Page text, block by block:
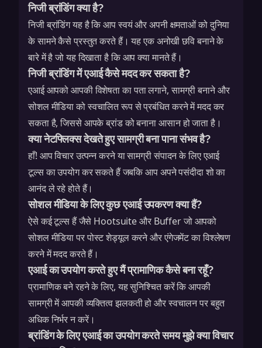
निजी ब्रांडिंग क्या है?
निजी ब्रांडिंग यह है कि आप स्वयं और अपनी क्षमताओं को दुनिया
के सामने कैसे प्रस्तुत करते हैं। यह एक अनोखी छवि बनाने के
बारे में है जो यह दिखाता है कि आप क्या मानते हैं।
निजी ब्रांडिंग में एआई कैसे मदद कर सकता है?
एआई आपको आपकी विशेषता का पता लगाने, सामग्री बनाने और
सोशल मीडिया को स्वचालित रूप से प्रबंधित करने में मदद कर
सकता है, जिससे आपके ब्रांड को बनाना आसान हो जाता है।
क्या नेटफ्लिक्स देखते हुए सामग्री बना पाना संभव है?
हाँ! आप विचार उत्पन्न करने या सामग्री संपादन के लिए एआई
टूल्स का उपयोग कर सकते हैं जबकि आप अपने पसंदीदा शो का
आनंद ले रहे होते हैं।
सोशल मीडिया के लिए कुछ एआई उपकरण क्या हैं?
ऐसे कई टूल्स हैं जैसे Hootsuite और Buffer जो आपको
सोशल मीडिया पर पोस्ट शेड्यूल करने और एंगेजमेंट का विश्लेषण
करने में मदद करते हैं।
एआई का उपयोग करते हुए मैं प्रामाणिक कैसे बना रहूँ?
प्रामाणिक बने रहने के लिए, यह सुनिश्चित करें कि आपकी
सामग्री में आपकी व्यक्तित्व झलकती हो और स्वचालन पर बहुत
अधिक निर्भर न करें।
ब्रांडिंग के लिए एआई का उपयोग करते समय मुझे क्या विचार